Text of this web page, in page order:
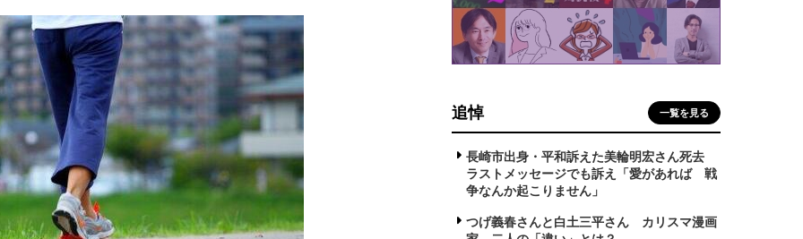
追悼 一覧を見る
長崎市出身・平和訴えた美輪明宏さん死去
ラストメッセージでも訴え「愛があれば 戦
争なんか起こりません」
つげ義春さんと白土三平さん カリスマ漫画